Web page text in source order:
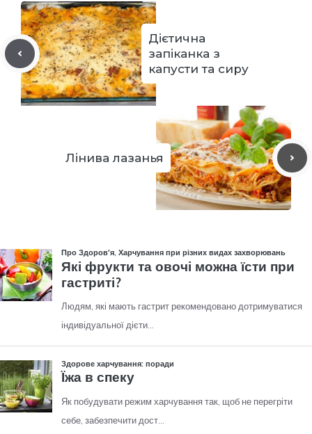
Дієтична
запіканка з
капусти та сиру
Лінива лазанья